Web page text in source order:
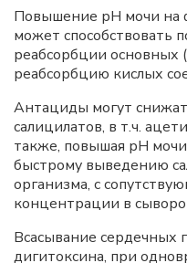
Повышение рН мочи на
может способствовать
реабсорбции
реабсорбцию кислых
Антациды могут
салицилатов, в т.ч.
также, повышая рН
быстрому выведению
организма, с
концентрации в
Всасывание сердечных
дигитоксина, при